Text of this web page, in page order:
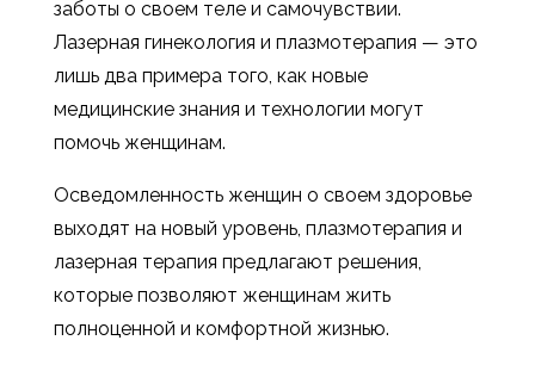
заботы о своем теле и самочувствии.
Лазерная гинекология и плазмотерапия — это
лишь два примера того, как новые
медицинские знания и технологии могут
помочь женщинам.
Осведомленность женщин о своем здоровье
выходят на новый уровень, плазмотерапия и
лазерная терапия предлагают решения,
которые позволяют женщинам жить
полноценной и комфортной жизнью.